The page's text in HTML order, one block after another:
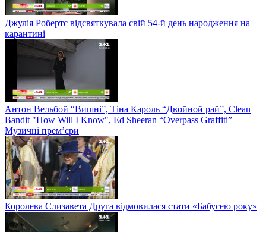
Джулія Робертс відсвяткувала свій 54-й день народження на
карантині
Антон Вельбой “Вишні”, Тіна Кароль “Двойной рай”, Clean
Bandit "How Will I Know", Ed Sheeran “Overpass Graffiti” –
Музичні прем’єри
Королева Єлизавета Друга відмовилася стати «Бабусею року»